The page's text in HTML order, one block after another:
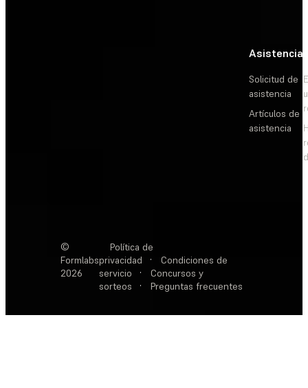
Asistencia
Solicitud de
asistencia
Artículos de
asistencia
©
Formlabs
2026
Política de
privacidad
·
Condiciones de
servicio
·
Concursos y
sorteos
· Preguntas frecuentes